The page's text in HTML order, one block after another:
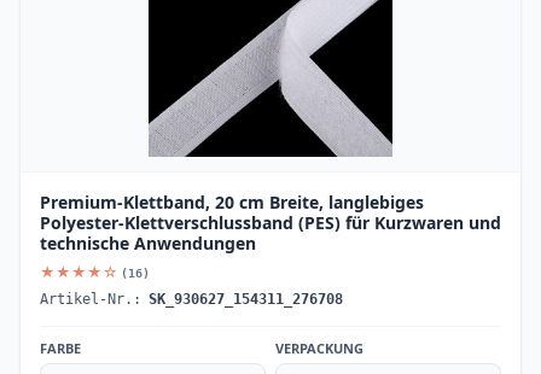
Premium-Klettband, 20 cm Breite, langlebiges
Polyester-Klettverschlussband (PES) für Kurzwaren und
technische Anwendungen
★★★★☆ (16)
Artikel-Nr.: SK_930627_154311_276708
FARBE VERPACKUNG